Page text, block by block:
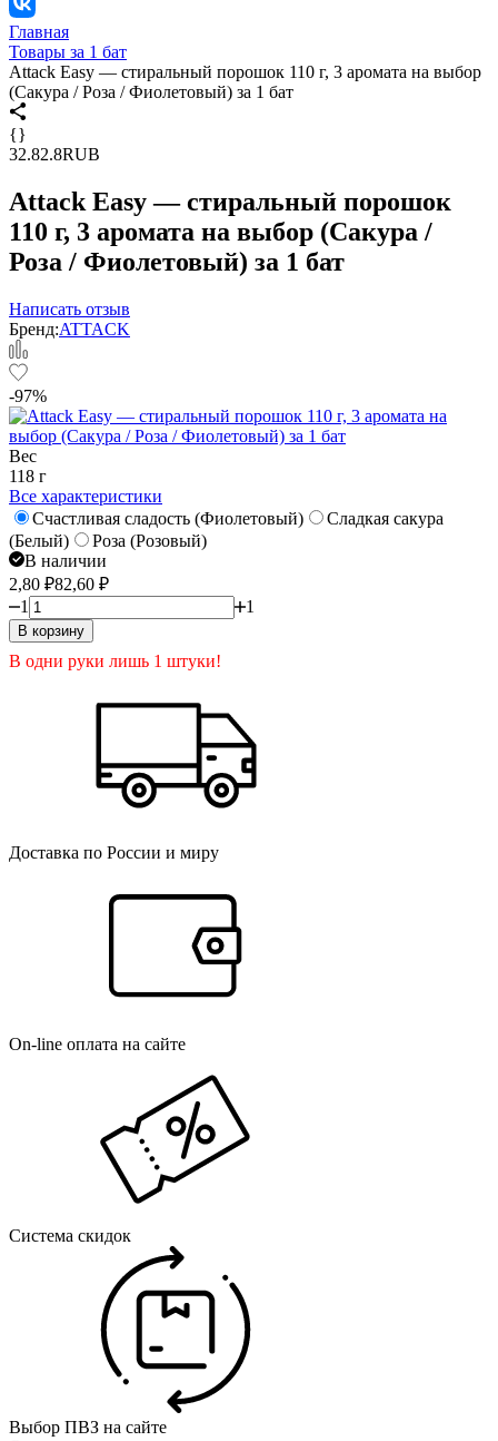
Главная
Товары за 1 бат
Attack Easy — стиральный порошок 110 г, 3 аромата на выбор
(Сакура / Роза / Фиолетовый) за 1 бат
{}
32.82.8RUB
Attack Easy — стиральный порошок
110 г, 3 аромата на выбор (Сакура /
Роза / Фиолетовый) за 1 бат
Написать отзыв
Бренд:ATTACK
-97%
Вес
118 г
Все характеристики
Счастливая сладость (Фиолетовый)
Сладкая сакура
(Белый)
Роза (Розовый)
В наличии
2,80 ₽82,60 ₽
1
1
В корзину
В одни руки лишь 1 штуки!
Доставка по России и миру
On-line оплата на сайте
Система скидок
Выбор ПВЗ на сайте